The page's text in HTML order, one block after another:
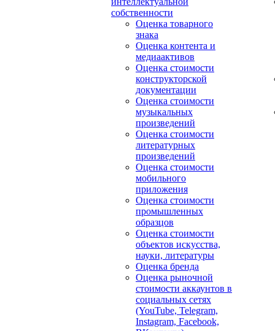
собственности
Оценка товарного
знака
Оценка контента и
медиаактивов
Оценка стоимости
конструкторской
документации
Оценка стоимости
музыкальных
произведений
Оценка стоимости
литературных
произведений
Оценка стоимости
мобильного
приложения
Оценка стоимости
промышленных
образцов
Оценка стоимости
объектов искусства,
науки, литературы
Оценка бренда
Оценка рыночной
стоимости аккаунтов в
социальных сетях
(YouTube, Telegram,
Instagram, Facebook,